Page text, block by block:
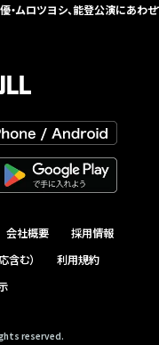
・ムロツヨシ、能登公演にあわ
会社概要
採用情報
含む）
利用規約
reserved.